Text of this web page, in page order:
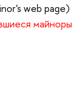
web page)
майноры